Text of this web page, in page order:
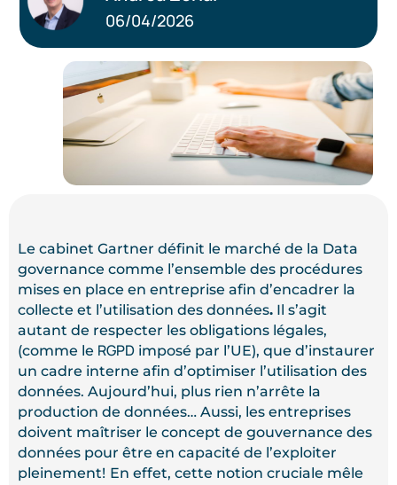
06/04/2026
Le cabinet Gartner définit le marché de la Data
governance comme l’ensemble des procédures
mises en place en entreprise afin d’encadrer la
collecte et l’utilisation des données. Il s’agit
autant de respecter les obligations légales,
(comme le RGPD imposé par l’UE), que d’instaurer
un cadre interne afin d’optimiser l’utilisation des
données. Aujourd’hui, plus rien n’arrête la
production de données… Aussi, les entreprises
doivent maîtriser le concept de gouvernance des
données pour être en capacité de l’exploiter
pleinement! En effet, cette notion cruciale mêle